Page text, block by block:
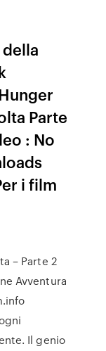
Parte
: No
i film
– Parte 2
Avventura
Il genio